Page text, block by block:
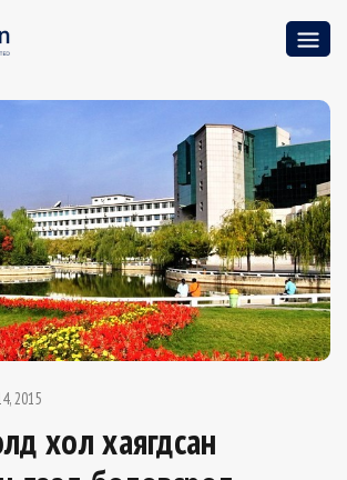
2015
хол хаягдсан